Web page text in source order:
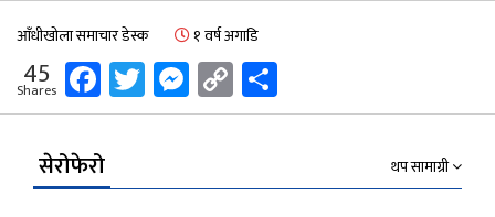
आँधीखोला समाचार डेस्क १ वर्ष अगाडि
45
Shares Facebook
Twitter
Messenger
Copy
Link
सेरोफेरो थप सामाग्री